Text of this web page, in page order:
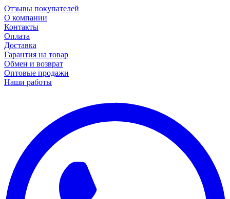
Отзывы покупателей
О компании
Контакты
Оплата
Доставка
Гарантия на товар
Обмен и возврат
Оптовые продажи
Наши работы